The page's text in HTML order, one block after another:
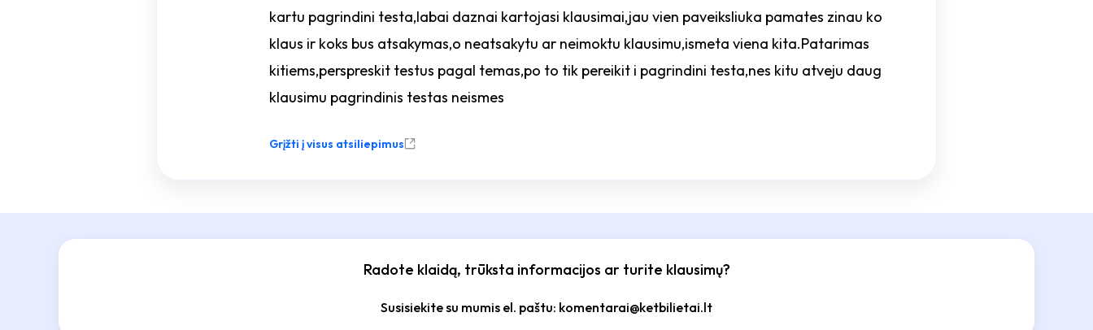
kartu pagrindini testa,labai daznai kartojasi klausimai,jau vien paveiksliuka pamates zinau ko
klaus ir koks bus atsakymas,o neatsakytu ar neimoktu klausimu,ismeta viena kita.Patarimas
kitiems,perspreskit testus pagal temas,po to tik pereikit i pagrindini testa,nes kitu atveju daug
klausimu pagrindinis testas neismes
Grįžti į visus atsiliepimus
Radote klaidą, trūksta informacijos ar turite klausimų?
Susisiekite su mumis el. paštu: komentarai@ketbilietai.lt